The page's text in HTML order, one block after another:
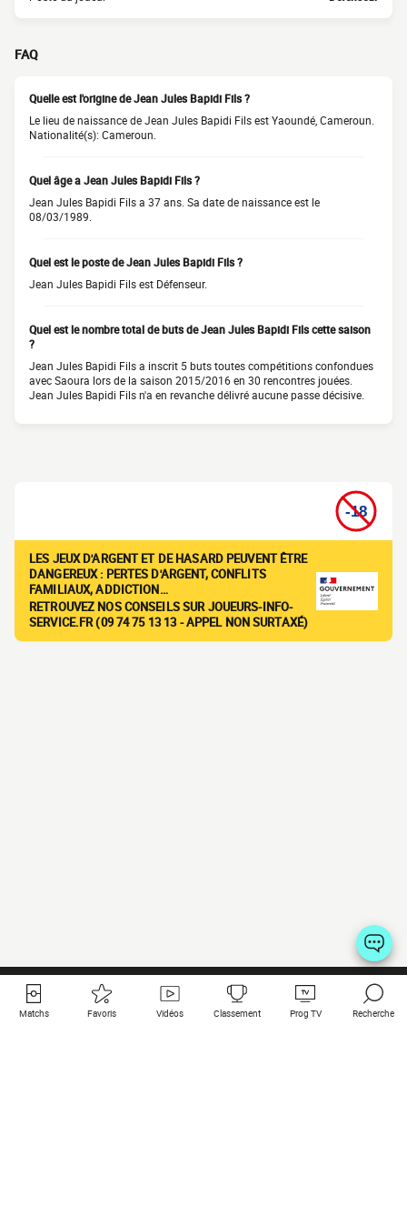
FAQ
Quelle est l'origine de Jean Jules Bapidi Fils ?
Le lieu de naissance de Jean Jules Bapidi Fils est Yaoundé, Cameroun.
Nationalité(s): Cameroun.
Quel âge a Jean Jules Bapidi Fils ?
Jean Jules Bapidi Fils a 37 ans. Sa date de naissance est le
08/03/1989.
Quel est le poste de Jean Jules Bapidi Fils ?
Jean Jules Bapidi Fils est Défenseur.
Quel est le nombre total de buts de Jean Jules Bapidi Fils cette saison
?
Jean Jules Bapidi Fils a inscrit 5 buts toutes compétitions confondues
avec Saoura lors de la saison 2015/2016 en 30 rencontres jouées.
Jean Jules Bapidi Fils n'a en revanche délivré aucune passe décisive.
LES JEUX D'ARGENT ET DE HASARD PEUVENT ÊTRE
DANGEREUX : PERTES D'ARGENT, CONFLITS
FAMILIAUX, ADDICTION…
RETROUVEZ NOS CONSEILS SUR JOUEURS-INFO-
SERVICE.FR (09 74 75 13 13 - APPEL NON SURTAXÉ)
Matchs Favoris Vidéos Classement Prog TV Recherche